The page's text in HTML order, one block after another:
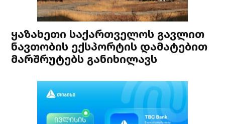
ყაზახეთი საქართველოს გავლით
ნავთობის ექსპორტის დამატებით
მარშრუტებს განიხილავს